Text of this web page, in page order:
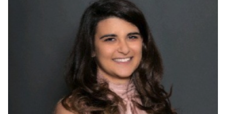
La nostra comunità